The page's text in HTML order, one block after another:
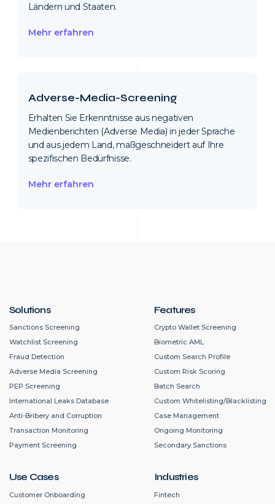
Ländern und Staaten.
Mehr erfahren
Adverse-Media-Screening
Erhalten Sie Erkenntnisse aus negativen
Medienberichten (Adverse Media) in jeder Sprache
und aus jedem Land, maßgeschneidert auf Ihre
spezifischen Bedürfnisse.
Mehr erfahren
Solutions
Sanctions Screening
Watchlist Screening
Fraud Detection
Adverse Media Screening
PEP Screening
International Leaks Database
Anti-Bribery and Corruption
Transaction Monitoring
Payment Screening
Use Cases
Customer Onboarding
Features
Crypto Wallet Screening
Biometric AML
Custom Search Profile
Custom Risk Scoring
Batch Search
Custom Whitelisting/Blacklisting
Case Management
Ongoing Monitoring
Secondary Sanctions
Industries
Fintech